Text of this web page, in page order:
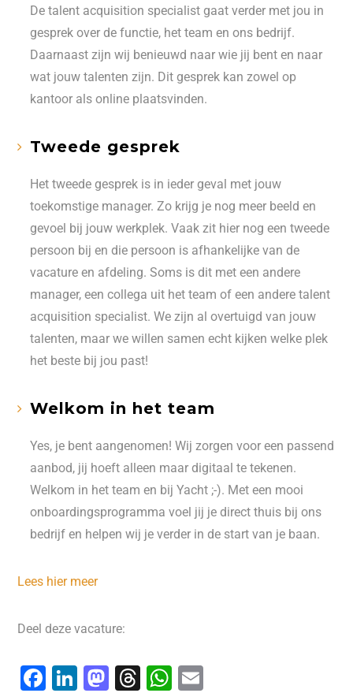
De talent acquisition specialist gaat verder met jou in
gesprek over de functie, het team en ons bedrijf.
Daarnaast zijn wij benieuwd naar wie jij bent en naar
wat jouw talenten zijn. Dit gesprek kan zowel op
kantoor als online plaatsvinden.
Tweede gesprek
Het tweede gesprek is in ieder geval met jouw
toekomstige manager. Zo krijg je nog meer beeld en
gevoel bij jouw werkplek. Vaak zit hier nog een tweede
persoon bij en die persoon is afhankelijke van de
vacature en afdeling. Soms is dit met een andere
manager, een collega uit het team of een andere talent
acquisition specialist. We zijn al overtuigd van jouw
talenten, maar we willen samen echt kijken welke plek
het beste bij jou past!
Welkom in het team
Yes, je bent aangenomen! Wij zorgen voor een passend
aanbod, jij hoeft alleen maar digitaal te tekenen.
Welkom in het team en bij Yacht ;-). Met een mooi
onboardingsprogramma voel jij je direct thuis bij ons
bedrijf en helpen wij je verder in de start van je baan.
Lees hier meer
Deel deze vacature:
F
Li M T
W